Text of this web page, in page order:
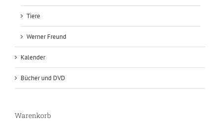
Tiere
Werner Freund
Kalender
Bücher und DVD
Warenkorb